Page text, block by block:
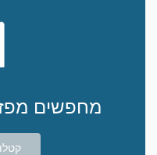
מחפשים